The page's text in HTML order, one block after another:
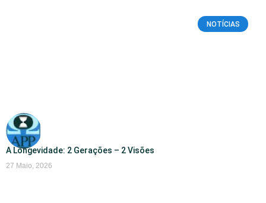
NOTÍCIAS
A Longevidade: 2 Gerações – 2 Visões
27 Maio, 2026